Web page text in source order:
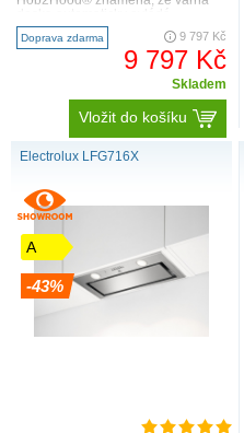
nastavení odsavače par. Během
vaření upravuje..
Doprava zdarma 9 797 Kč
9 797 Kč
Skladem
Vložit do košíku
Electrolux LFG716X
A
-43%